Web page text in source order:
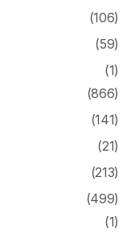
(106)
(59)
(1)
(866)
(141)
(21)
(213)
(499)
(1)